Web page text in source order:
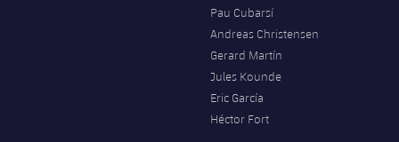
Pau Cubarsí
Andreas Christensen
Gerard Martín
Jules Kounde
Eric García
Héctor Fort